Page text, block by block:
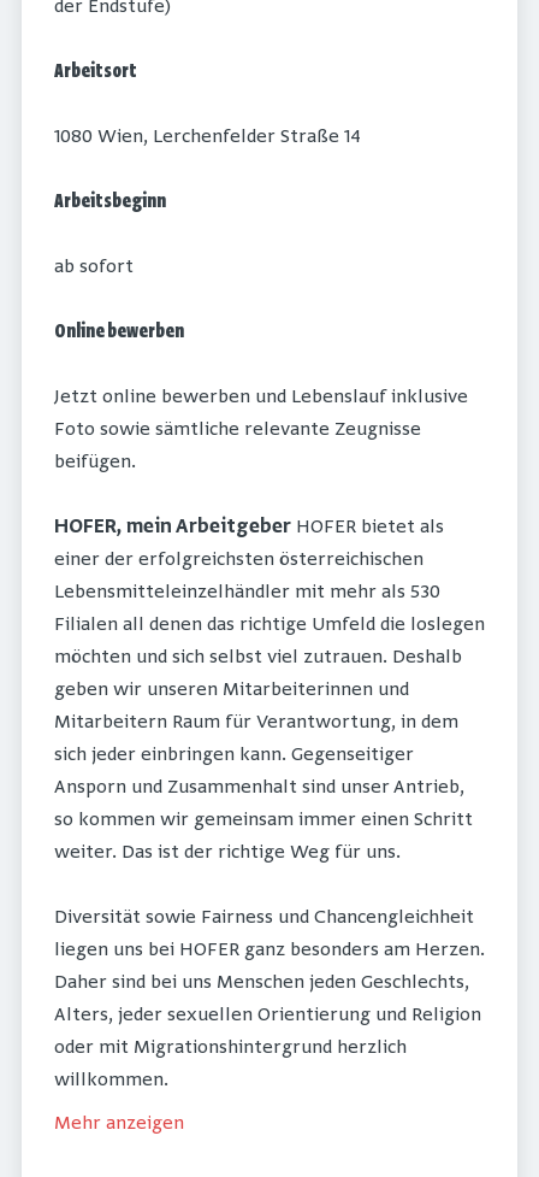
der Endstufe)
Arbeitsort
1080 Wien, Lerchenfelder Straße 14
Arbeitsbeginn
ab sofort
Online bewerben
Jetzt online bewerben und Lebenslauf inklusive
Foto sowie sämtliche relevante Zeugnisse
beifügen.
HOFER, mein Arbeitgeber HOFER bietet als
einer der erfolgreichsten österreichischen
Lebensmitteleinzelhändler mit mehr als 530
Filialen all denen das richtige Umfeld die loslegen
möchten und sich selbst viel zutrauen. Deshalb
geben wir unseren Mitarbeiterinnen und
Mitarbeitern Raum für Verantwortung, in dem
sich jeder einbringen kann. Gegenseitiger
Ansporn und Zusammenhalt sind unser Antrieb,
so kommen wir gemeinsam immer einen Schritt
weiter. Das ist der richtige Weg für uns.
Diversität sowie Fairness und Chancengleichheit
liegen uns bei HOFER ganz besonders am Herzen.
Daher sind bei uns Menschen jeden Geschlechts,
Alters, jeder sexuellen Orientierung und Religion
oder mit Migrationshintergrund herzlich
willkommen.
Mehr anzeigen